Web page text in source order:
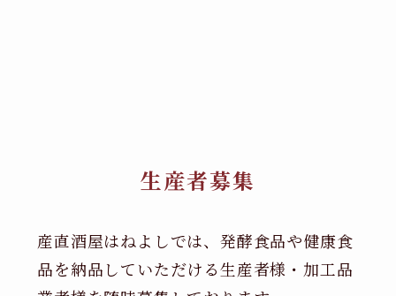
生産者募集
産直酒屋はねよしでは、発酵食品や健康食
品を納品していただける生産者様・加工品